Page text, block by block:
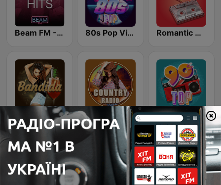
Beam FM - Adult Hits 80s Pop Vibes Romantic Vibes
Latina Bandida! Country Vibes Top 90's